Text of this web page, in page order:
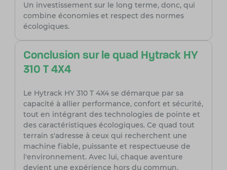
Un investissement sur le long terme, donc, qui
combine économies et respect des normes
écologiques.
Conclusion sur le quad Hytrack HY
310 T 4X4
Le Hytrack HY 310 T 4X4 se démarque par sa
capacité à allier performance, confort et sécurité,
tout en intégrant des technologies de pointe et
des caractéristiques écologiques. Ce quad tout
terrain s'adresse à ceux qui recherchent une
machine fiable, puissante et respectueuse de
l'environnement. Avec lui, chaque aventure
devient une expérience hors du commun.